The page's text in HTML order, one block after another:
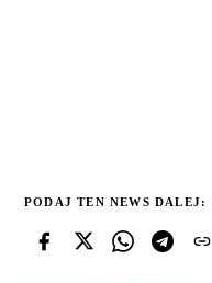
PODAJ TEN NEWS DALEJ: